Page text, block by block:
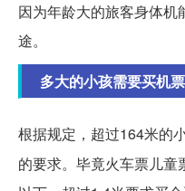
因为年龄大的旅客身体
途。
多大的小孩需要买机
根据规定，超过164米的
的要求。毕竟火车票儿童